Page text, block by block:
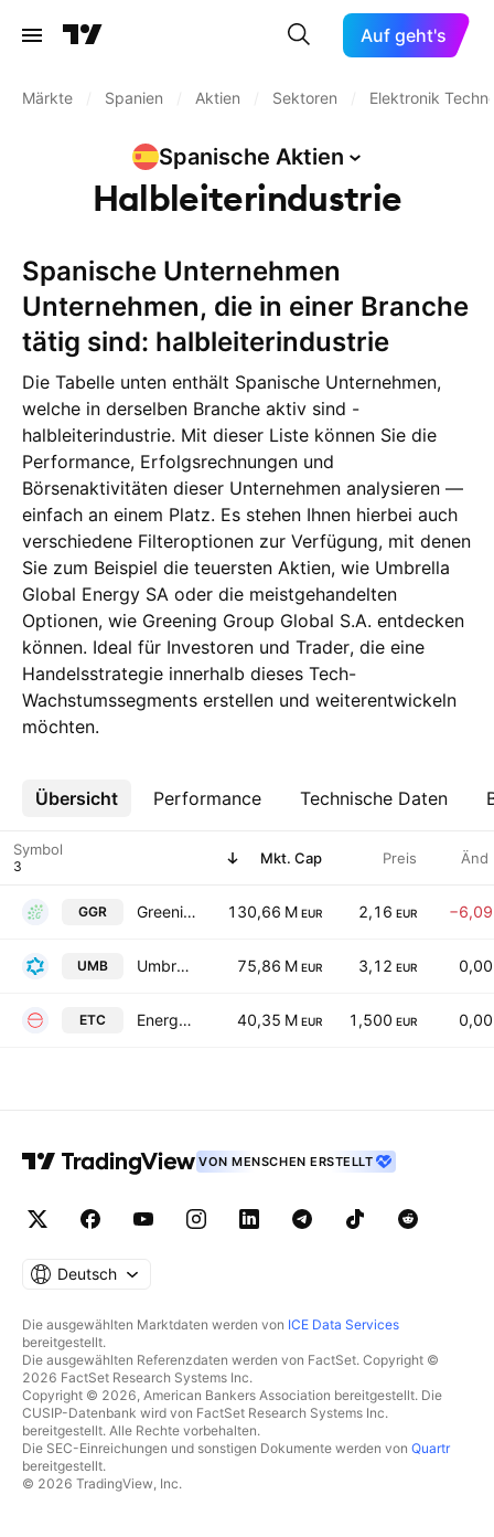
Auf geht's
Märkte Spanien Aktien Sektoren Elektronik
Spanische Aktien
Halbleiterindustrie
Spanische Unternehmen
Unternehmen, die in einer Branche
tätig sind: halbleiterindustrie
Die Tabelle unten enthält Spanische Unternehmen,
welche in derselben Branche aktiv sind -
halbleiterindustrie. Mit dieser Liste können Sie die
Performance, Erfolgsrechnungen und
Börsenaktivitäten dieser Unternehmen analysieren —
einfach an einem Platz. Es stehen Ihnen hierbei auch
verschiedene Filteroptionen zur Verfügung, mit denen
Sie zum Beispiel die teuersten Aktien, wie Umbrella
Global Energy SA oder die meistgehandelten
Optionen, wie Greening Group Global S.A. entdecken
können. Ideal für Investoren und Trader, die eine
Handelsstrategie innerhalb dieses Tech-
Wachstumssegments erstellen und weiterentwickeln
möchten.
Übersicht Performance Technische Daten
Mehr
Symbol Mkt. Cap Preis Änd
GGR Greening Group Global S.A. 130,66 M EUR 2,16 EUR
UMB Umbrella Global Energy SA 75,86 M EUR 3,12 EUR
ETC Energy Solar Tech, S.A. 40,35 M EUR 1,500 EUR
VON MENSCHEN ERSTELLT
Deutsch
Die ausgewählten Marktdaten werden von ICE Data Services
bereitgestellt.
Die ausgewählten Referenzdaten werden von FactSet. Copyright ©
2026 FactSet Research Systems Inc.
Copyright © 2026, American Bankers Association bereitgestellt. Die
CUSIP-Datenbank wird von FactSet Research Systems Inc.
bereitgestellt. Alle Rechte vorbehalten.
Die SEC-Einreichungen und sonstigen Dokumente werden von Quartr
bereitgestellt.
© 2026 TradingView, Inc.